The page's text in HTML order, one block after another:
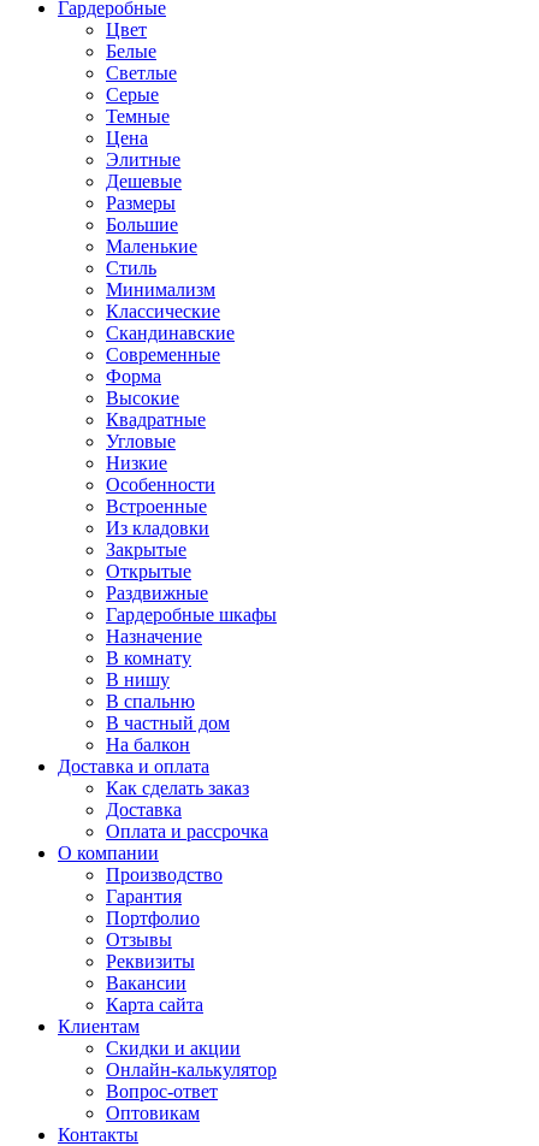
Гардеробные
Цвет
Белые
Светлые
Серые
Темные
Цена
Элитные
Дешевые
Размеры
Большие
Маленькие
Стиль
Минимализм
Классические
Скандинавские
Современные
Форма
Высокие
Квадратные
Угловые
Низкие
Особенности
Встроенные
Из кладовки
Закрытые
Открытые
Раздвижные
Гардеробные шкафы
Назначение
В комнату
В нишу
В спальню
В частный дом
На балкон
Доставка и оплата
Как сделать заказ
Доставка
Оплата и рассрочка
О компании
Производство
Гарантия
Портфолио
Отзывы
Реквизиты
Вакансии
Карта сайта
Клиентам
Скидки и акции
Онлайн-калькулятор
Вопрос-ответ
Оптовикам
Контакты